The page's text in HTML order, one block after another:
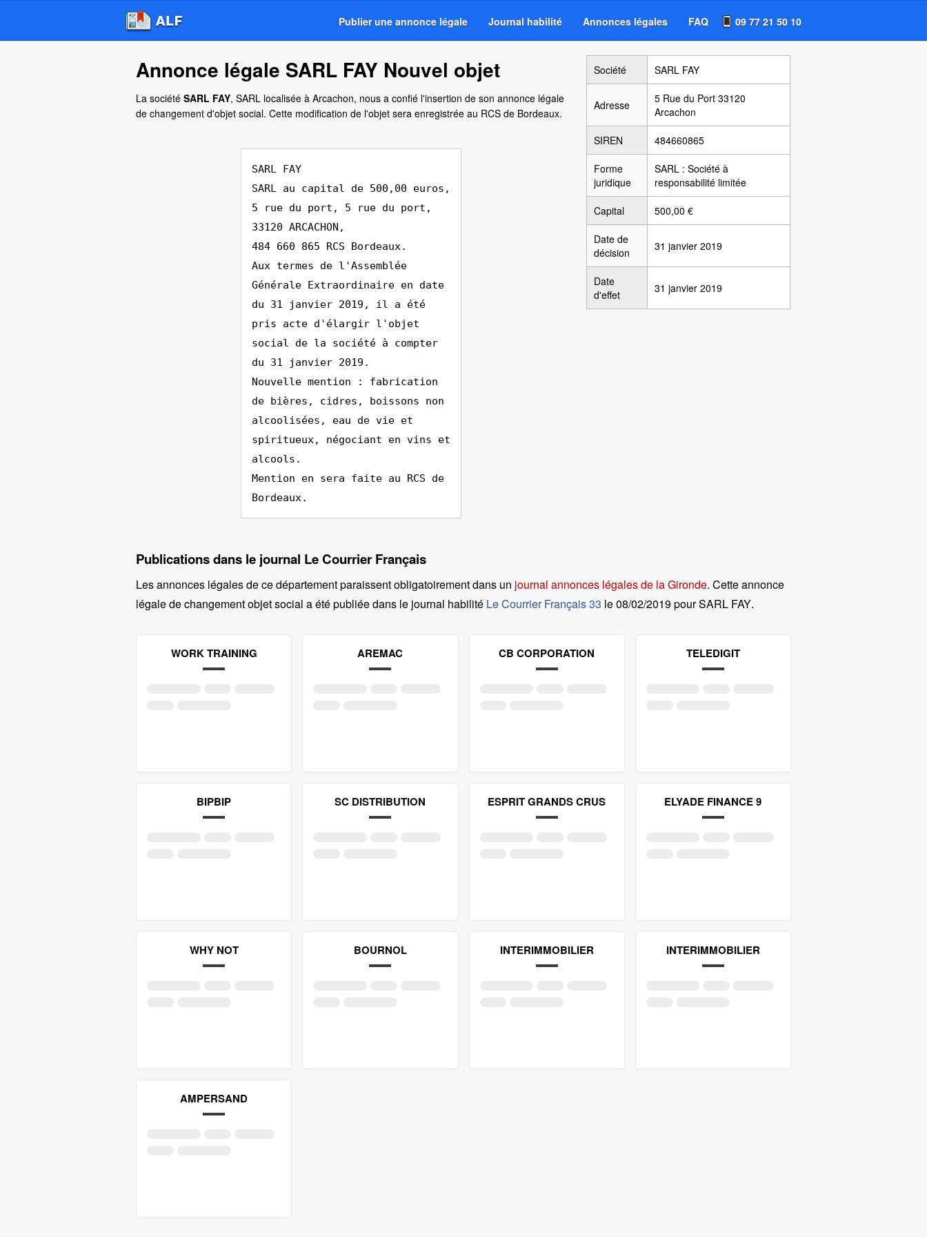
Publier une annonce légale Journal habilité Annonces légales FAQ 09 77 21 50 10
Annonce légale SARL FAY Nouvel objet
La société SARL FAY, SARL localisée à Arcachon, nous a confié l'insertion de son annonce légale
de changement d'objet social. Cette modification de l'objet sera enregistrée au RCS de Bordeaux.
SARL FAY
SARL au capital de 500,00 euros,
5 rue du port, 5 rue du port,
33120 ARCACHON,
484 660 865 RCS Bordeaux.
Aux termes de l'Assemblée
Générale Extraordinaire en date
du 31 janvier 2019, il a été
pris acte d'élargir l'objet
social de la société à compter
du 31 janvier 2019.
Nouvelle mention : fabrication
de bières, cidres, boissons non
alcoolisées, eau de vie et
spiritueux, négociant en vins et
alcools.
Mention en sera faite au RCS de
Bordeaux.
Société SARL FAY
Adresse
5 Rue du Port 33120
Arcachon
SIREN 484660865
Forme
juridique
SARL : Société à
responsabilité limitée
Capital 500,00 €
Date de
décision
31 janvier 2019
Date
d'effet
31 janvier 2019
Publications dans le journal Le Courrier Français
Les annonces légales de ce département paraissent obligatoirement dans un journal annonces légales de la Gironde. Cette annonce
légale de changement objet social a été publiée dans le journal habilité Le Courrier Français 33 le08/02/2019 pour SARL FAY.
WORK TRAINING AREMAC CB CORPORATION TELEDIGIT
BIPBIP SC DISTRIBUTION ESPRIT GRANDS CRUS ELYADE FINANCE 9
WHY NOT BOURNOL INTERIMMOBILIER INTERIMMOBILIER
AMPERSAND